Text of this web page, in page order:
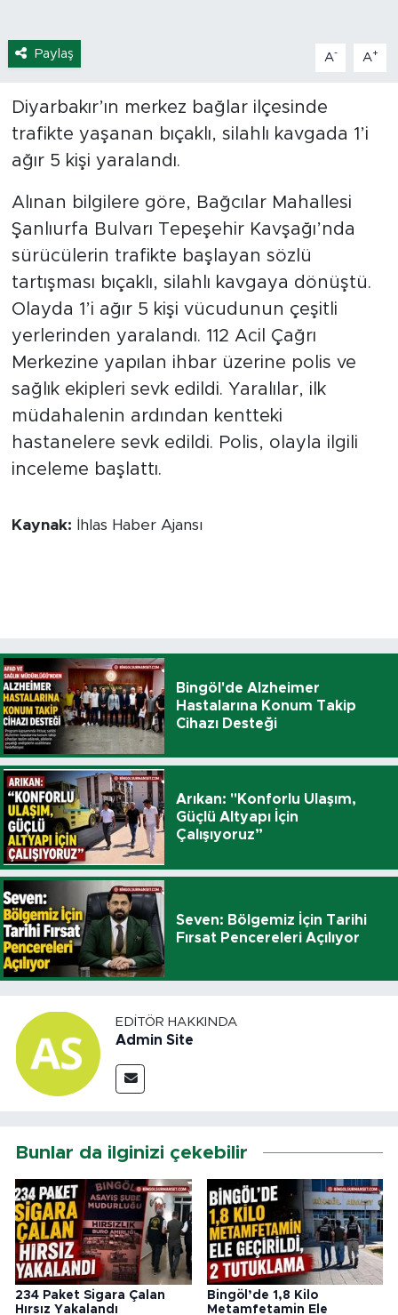
Paylaş A- A+
Diyarbakır’ın merkez bağlar ilçesinde
trafikte yaşanan bıçaklı, silahlı kavgada 1’i
ağır 5 kişi yaralandı.
Alınan bilgilere göre, Bağcılar Mahallesi
Şanlıurfa Bulvarı Tepeşehir Kavşağı’nda
sürücülerin trafikte başlayan sözlü
tartışması bıçaklı, silahlı kavgaya dönüştü.
Olayda 1’i ağır 5 kişi vücudunun çeşitli
yerlerinden yaralandı. 112 Acil Çağrı
Merkezine yapılan ihbar üzerine polis ve
sağlık ekipleri sevk edildi. Yaralılar, ilk
müdahalenin ardından kentteki
hastanelere sevk edildi. Polis, olayla ilgili
inceleme başlattı.
Kaynak: İhlas Haber Ajansı
Bingöl'de Alzheimer
Hastalarına Konum Takip
Cihazı Desteği
Arıkan: "Konforlu Ulaşım,
Güçlü Altyapı İçin
Çalışıyoruz”
Seven: Bölgemiz İçin Tarihi
Fırsat Pencereleri Açılıyor
EDITÖR HAKKINDA
Admin Site
Bunlar da ilginizi çekebilir
234 Paket Sigara Çalan
Hırsız Yakalandı
Bingöl’de 1,8 Kilo
Metamfetamin Ele
Bingöl Kaza Haberleri